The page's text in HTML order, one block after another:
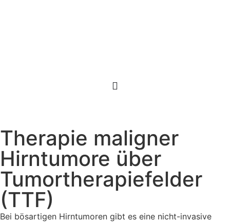
Therapie maligner
Hirntumore über
Tumortherapiefelder
(TTF)
Bei bösartigen Hirntumoren gibt es eine nicht-invasive